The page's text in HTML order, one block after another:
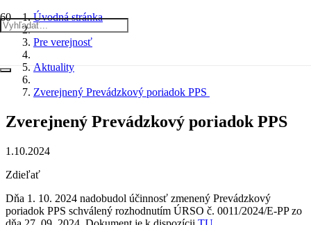
Úvodná stránka
Pre verejnosť
Aktuality
Zverejnený Prevádzkový poriadok PPS
Zverejnený Prevádzkový poriadok PPS
1.10.2024
Zdieľať
Dňa 1. 10. 2024 nadobudol účinnosť zmenený Prevádzkový
poriadok PPS schválený rozhodnutím ÚRSO č. 0011/2024/E-PP zo